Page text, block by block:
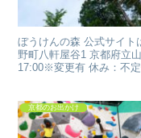
ぼうけんの森 公式サイト
野町八軒屋谷1 京都府立
17:00※変更有 休み：不
京都のお出かけ